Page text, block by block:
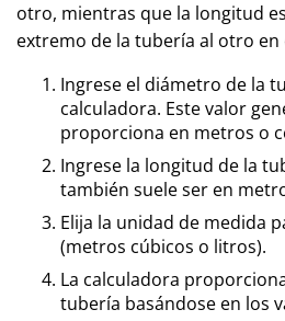
otro, mientras que la longitud
extremo de la tubería al otro en
Ingrese el diámetro de la
calculadora. Este valor
proporciona en metros o
Ingrese la longitud de la
también suele ser en
Elija la unidad de medida
(metros cúbicos o litros).
La calculadora
tubería basándose en los